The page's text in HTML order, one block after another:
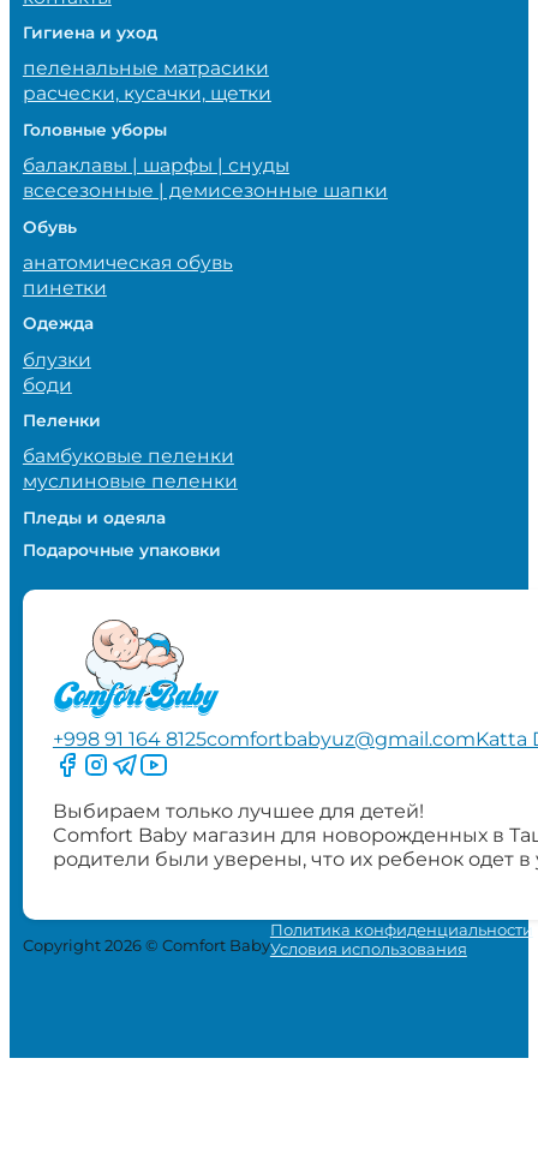
Гигиена и уход
пеленальные матрасики
расчески, кусачки, щетки
Головные уборы
балаклавы | шарфы | снуды
всесезонные | демисезонные шапки
Обувь
анатомическая обувь
пинетки
Одежда
блузки
боди
Пеленки
бамбуковые пеленки
муслиновые пеленки
Пледы и одеяла
Подарочные упаковки
+998 91 164 8125comfortbabyuz@gmail.comKatta
Следите за нами на Facebook
Следите за нами в Instagram
Следите за нами в Telegram
Следите за нами в YouTube
Выбираем только лучшее для детей!
Comfort Baby магазин для новорожденных в
родители были уверены, что их ребенок одет
Copyright 2026 © Comfort Baby
Политика конфиденциальности
Условия использования